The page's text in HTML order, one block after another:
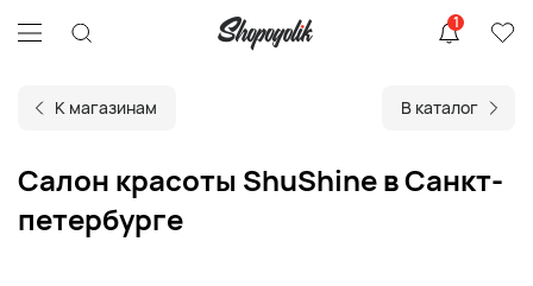
1
К магазинам В каталог
Салон красоты ShuShine в Санкт-
петербурге